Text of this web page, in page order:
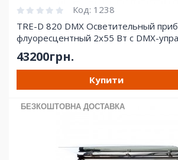
Код: 1238
TRE-D 820 DMX Осветительный
флуоресцентный 2х55 Вт с DMX-
43200грн.
Купити
БЕЗКОШТОВНА ДОСТАВКА